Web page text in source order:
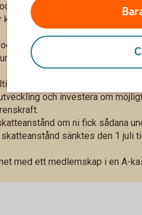
håll koll på företagets
kan ni bli mer kostnadseffektiva
företagets kundstock. Var
påverkas av
hos era leverantörer och
och investera om
om ni fick sådana
sänktes den 1 juli
med ett medlemskap i en A-